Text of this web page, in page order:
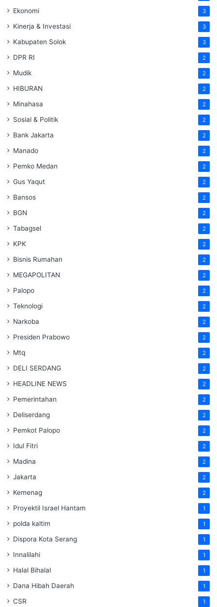
Ekonomi 3
Kinerja & Investasi 3
Kabupaten Solok 3
DPR RI 2
Mudik 2
HIBURAN 2
Minahasa 2
Sosial & Politik 2
Bank Jakarta 2
Manado 2
Pemko Medan 2
Gus Yaqut 2
Bansos 2
BGN 2
Tabagsel 2
KPK 2
Bisnis Rumahan 2
MEGAPOLITAN 2
Palopo 2
Teknologi 2
Narkoba 2
Presiden Prabowo 2
Mtq 2
DELI SERDANG 2
HEADLINE NEWS 2
Pemerintahan 2
Deliserdang 2
Pemkot Palopo 2
Idul Fitri 2
Madina 2
Jakarta 2
Kemenag 2
Proyektil Israel Hantam 1
polda kaltim 1
Dispora Kota Serang 1
Innalilahi 1
Halal Bihalal 1
Dana Hibah Daerah 1
CSR 1